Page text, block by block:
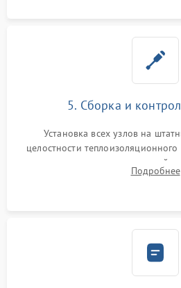
5. Сборка и
Установка всех узлов на
целостности
исключить перегрев кухонной
Надежная фиксация клемм и
Подробнее